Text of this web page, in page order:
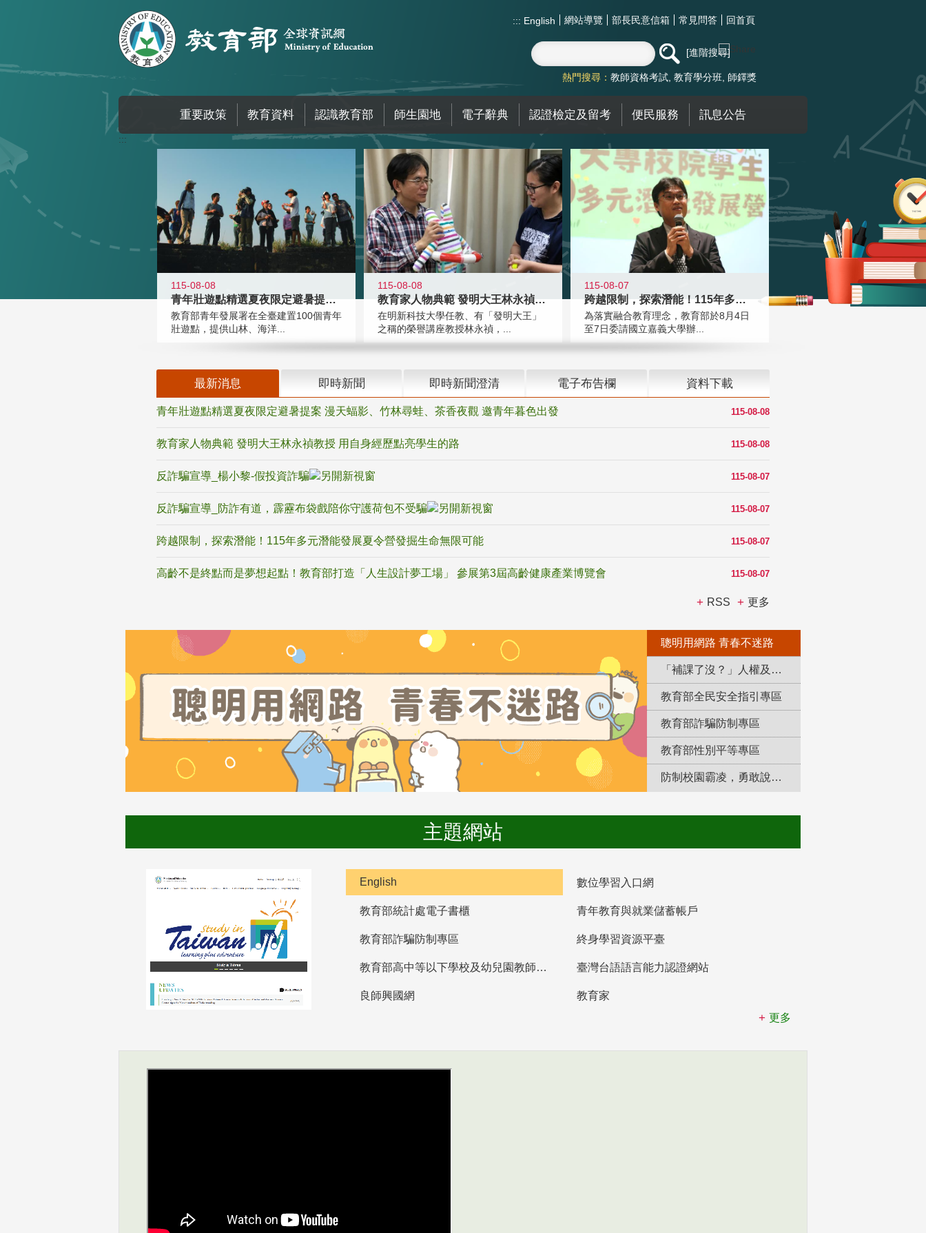
::: English 網站導覽 部長民意信箱 常見問答 回首頁
進階搜尋
熱門搜尋： 教師資格考試 教育學分班 師鐸獎
重要政策 教育資料 認識教育部 師生園地 電子辭典 認證檢定及留考 便民服務 訊息公告
:::
115-08-08
青年壯遊點精選夏夜限定避暑提案 漫
教育部青年發展署在全臺建置100個青年
壯遊點，提供山林、海洋...
115-08-08
教育家人物典範 發明大王林永禎教授
在明新科技大學任教、有「發明大王」
之稱的榮譽講座教授林永禎，...
115-08-07
跨越限制，探索潛能！115年多元潛
為落實融合教育理念，教育部於8月4日
至7日委請國立嘉義大學辦...
最新消息 即時新聞 即時新聞澄清 電子布告欄 資料下載
115-08-08
青年壯遊點精選夏夜限定避暑提案 漫天蝠影、竹林尋蛙、茶香夜觀 邀青年暮色出發
115-08-08
教育家人物典範 發明大王林永禎教授 用自身經歷點亮學生的路
115-08-07
反詐騙宣導_楊小黎-假投資詐騙
115-08-07
反詐騙宣導_防詐有道，霹靂布袋戲陪你守護荷包不受騙
115-08-07
跨越限制，探索潛能！115年多元潛能發展夏令營發掘生命無限可能
115-08-07
高齡不是終點而是夢想起點！教育部打造「人生設計夢工場」 參展第3屆高齡健康產業博覽會
RSS 更多
聰明用網路 青春不迷路
「補課了沒？」人權及轉型正義教育專區
教育部全民安全指引專區
教育部詐騙防制專區
教育部性別平等專區
防制校園霸凌，勇敢說出來！
主題網站
English 數位學習入口網
教育部統計處電子書櫃 青年教育與就業儲蓄帳戶
教育部詐騙防制專區 終身學習資源平臺
教育部高中等以下學校及幼兒園教師資格檢定考試 臺灣台語語言能力認證網站
良師興國網
教育家
更多